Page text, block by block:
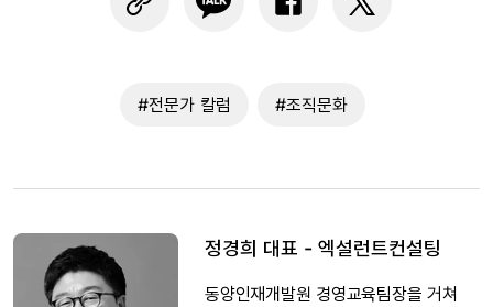
#전문가 칼럼 #조직문화
정경희 대표 - 엑설런트컨설팅
동양인재개발원 경영교육팀장을 거쳐